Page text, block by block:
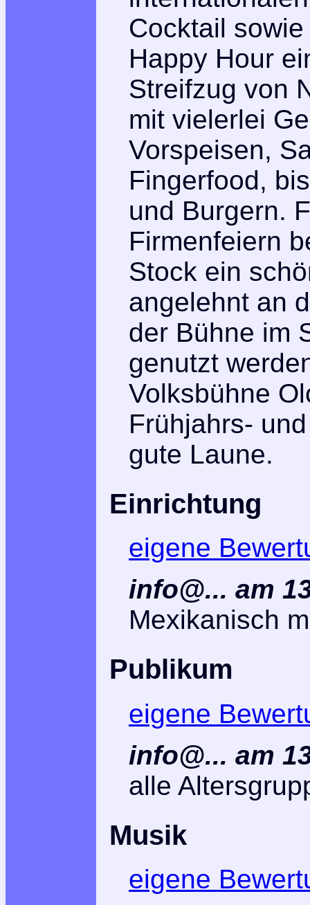
Cocktail
Happy Hour
Streifzug von
mit vielerlei
Vorspeisen,
Fingerfood,
und Burgern.
Firmenfeiern
Stock ein
angelehnt an
der Bühne im
genutzt
Volksbühne
Frühjahrs-
gute Laune.
Einrichtung
eigene
info@... am
Mexikanisch
Publikum
eigene
info@... am
alle
Musik
eigene